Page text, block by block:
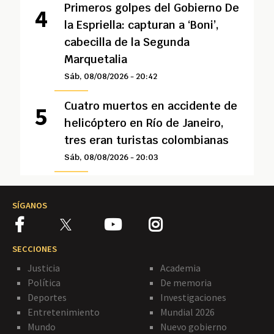
Primeros golpes del Gobierno De
la Espriella: capturan a ‘Boni’,
cabecilla de la Segunda
Marquetalia
Sáb, 08/08/2026 - 20:42
Cuatro muertos en accidente de
helicóptero en Río de Janeiro,
tres eran turistas colombianas
Sáb, 08/08/2026 - 20:03
SÍGANOS
SECCIONES
Justicia
Política
Deportes
Entretenimiento
Mundo
Academia
De memoria
Investigaciones
Mundial 2026
Nuevo gobierno